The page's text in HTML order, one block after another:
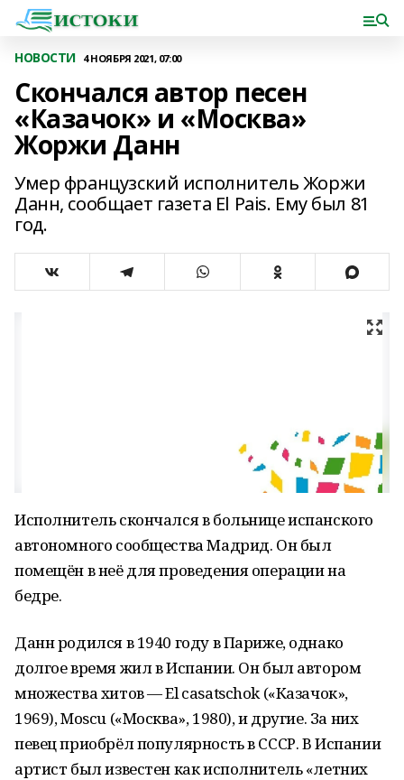
НОВОСТИ 4 НОЯБРЯ 2021, 07:00
Скончался автор песен
«Казачок» и «Москва»
Жоржи Данн
Умер французский исполнитель Жоржи
Данн, сообщает газета El Pais. Ему был 81
год.
Исполнитель скончался в больнице испанского
автономного сообщества Мадрид. Он был
помещён в неё для проведения операции на
бедре.
Данн родился в 1940 году в Париже, однако
долгое время жил в Испании. Он был автором
множества хитов — El casatschok («Казачок»,
1969), Moscu («Москва», 1980), и другие. За них
певец приобрёл популярность в СССР. В Испании
артист был известен как исполнитель «летних